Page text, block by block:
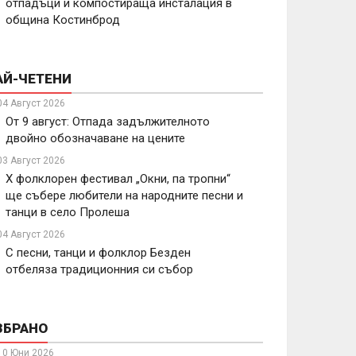
отпадъци и компостираща инсталация в
община Костинброд
ЧЕТЕНИ
Август 2026
От 9 август: Отпада задължителното
двойно обозначаване на цените
Август 2026
X фолклорен фестивал „Окни, па тропни“
ще събере любители на народните песни и
танци в село Пролеша
Август 2026
С песни, танци и фолклор Безден
отбеляза традиционния си събор
Юни 2026